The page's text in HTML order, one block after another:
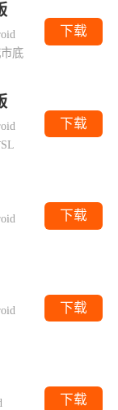
底
下载
下载
下载
下载
下载